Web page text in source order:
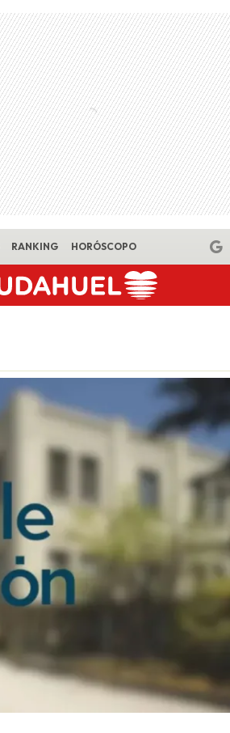
RANKING HORÓSCOPO